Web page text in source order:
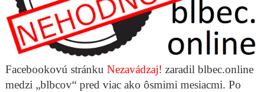
Facebookovú stránku Nezavádzaj! zaradil blbec.online
medzi „blbcov“ pred viac ako ôsmimi mesiacmi. Po